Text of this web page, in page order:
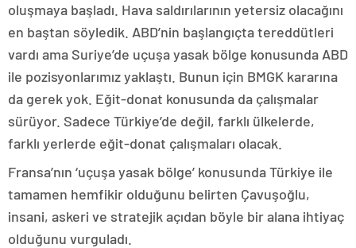
oluşmaya başladı. Hava saldırılarının yetersiz olacağını
en baştan söyledik. ABD’nin başlangıçta tereddütleri
vardı ama Suriye’de uçuşa yasak bölge konusunda ABD
ile pozisyonlarımız yaklaştı. Bunun için BMGK kararına
da gerek yok. Eğit-donat konusunda da çalışmalar
sürüyor. Sadece Türkiye’de değil, farklı ülkelerde,
farklı yerlerde eğit-donat çalışmaları olacak.
Fransa’nın ‘uçuşa yasak bölge’ konusunda Türkiye ile
tamamen hemfikir olduğunu belirten Çavuşoğlu,
insani, askeri ve stratejik açıdan böyle bir alana ihtiyaç
olduğunu vurguladı.